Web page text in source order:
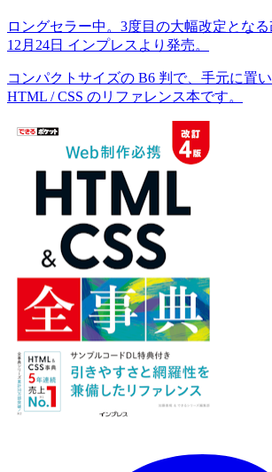
ロングセラー中。3度目の大幅改定とな
12月24日 インプレスより発売。
コンパクトサイズの B6 判で、手元に置
HTML / CSS のリファレンス本です。